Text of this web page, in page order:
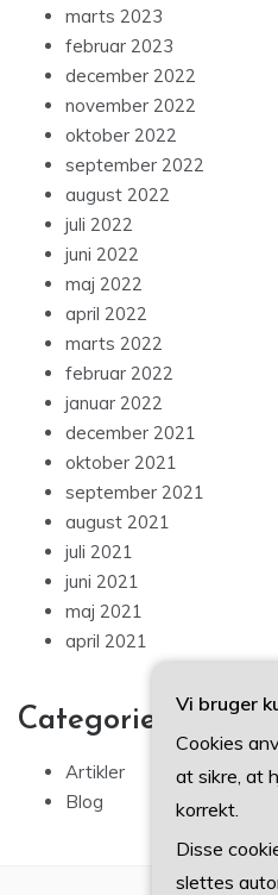
marts 2023
februar 2023
december 2022
november 2022
oktober 2022
september 2022
august 2022
juli 2022
juni 2022
maj 2022
april 2022
marts 2022
februar 2022
januar 2022
december 2021
oktober 2021
september 2021
august 2021
juli 2021
juni 2021
maj 2021
april 2021
Categories
Artikler
Blog
Vi bruger
Cookies
at sikre, at
korrekt.
Disse
slettes